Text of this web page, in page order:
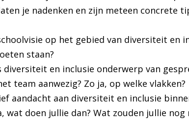
je nadenken en zijn meteen concrete
op het gebied van diversiteit en
staan?
diversiteit en inclusie onderwerp van
team aanwezig? Zo ja, op welke vlakken?
aandacht aan diversiteit en inclusie
wat doen jullie dan? Wat zouden jullie nog